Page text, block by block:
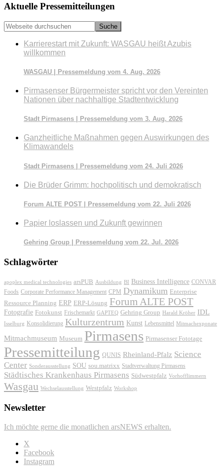
Seitenspalte
Aktuelle Pressemitteilungen
Webseite
durchsuchen
Karrierestart mit Zukunft: WASGAU heißt Azubis
willkommen
WASGAU | Pressemeldung vom 4. Aug. 2026
Pirmasenser Bürgermeister spricht vor den Vereinten
Nationen über nachhaltige Stadtentwicklung
Stadt Pirmasens | Pressemeldung vom 3. Aug. 2026
Ganzheitliche Maßnahmen gegen Auswirkungen des
Klimawandels
Stadt Pirmasens | Pressemeldung vom 24. Juli 2026
Die Brüder Grimm: hochpolitisch und demokratisch
Forum ALTE POST | Pressemeldung vom 22. Juli 2026
Papier loslassen und Zukunft gewinnen
Gehring Group | Pressemeldung vom 22. Jul. 2026
Schlagwörter
apoplex medical technologies arsPUB Ausbildung BI Business Intelligence CONVAR
Foods Corporate Performance Management CPM Dynamikum Enterprise
Ressource Planning ERP ERP-Lösung Forum ALTE POST
Fotografie Fotokunst Frischemarkt GAPTEQ Gehring Group Harald Kröher IDL
Isselburg Konsolidierung Kulturzentrum Kunst Lebensmittel Mitmachexponate
Mitmachmuseum Museum Pirmasens Pirmasenser Fototage
Pressemitteilung QUNIS Rheinland-Pfalz Science
Center Sonderausstellung SOU sou.matrixx Stadtverwaltung Pirmasens
Städtisches Krankenhaus Pirmasens Südwestpfalz Vorhofflimmern
Wasgau Wechselausstellung Westpfalz Workshop
Newsletter
Ich möchte gerne die monatlichen arsNEWS erhalten.
X
Facebook
Instagram